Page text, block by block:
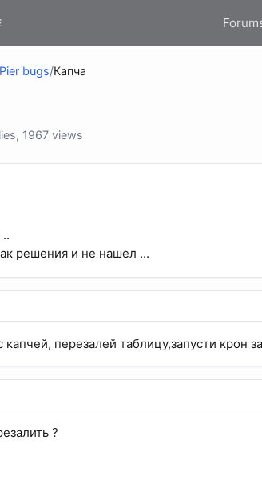
bugs/Капча
1967 views
решения и не нашел ...
капчей, перезалей таблицу,запусти крон
?